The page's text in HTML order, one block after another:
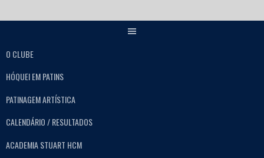
O CLUBE
HÓQUEI EM PATINS
PATINAGEM ARTÍSTICA
CALENDÁRIO / RESULTADOS
ACADEMIA STUART HCM